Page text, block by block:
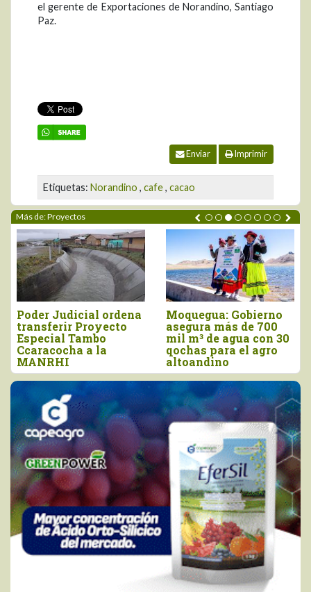
el gerente de Exportaciones de Norandino, Santiago
Paz.
Enviar Imprimir
Etiquetas: Norandino , cafe, cacao
Más de: Proyectos
Poder Judicial ordena
transferir Proyecto
Especial Tambo
Ccaracocha a la
MANRHI
Moquegua: Gobierno
asegura más de 700
mil m³ de agua con 30
qochas para el agro
altoandino